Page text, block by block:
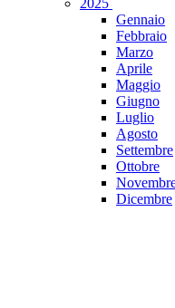
2025
Gennaio
Febbraio
Marzo
Aprile
Maggio
Giugno
Luglio
Agosto
Settembre
Ottobre
Dicembre